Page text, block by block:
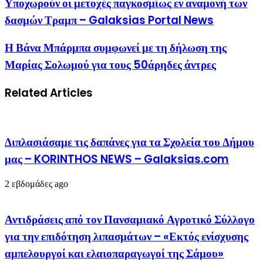
δασμών Τραμπ – Galaksias Portal News
Η Βάνα Μπάρμπα συμφωνεί με τη δήλωση της
Μαρίας Σολωμού για τους 50άρηδες άντρες
Related Articles
Διπλασιάσαμε τις δαπάνες για τα Σχολεία του Δήμου
μας – KORINTHOS NEWS – Galaksias.com
2 εβδομάδες ago
Αντιδράσεις από τον Πανσαμιακό Αγροτικό Σύλλογο
για την επιδότηση λιπασμάτων – «Εκτός ενίσχυσης
αμπελουργοί και ελαιοπαραγωγοί της Σάμου»